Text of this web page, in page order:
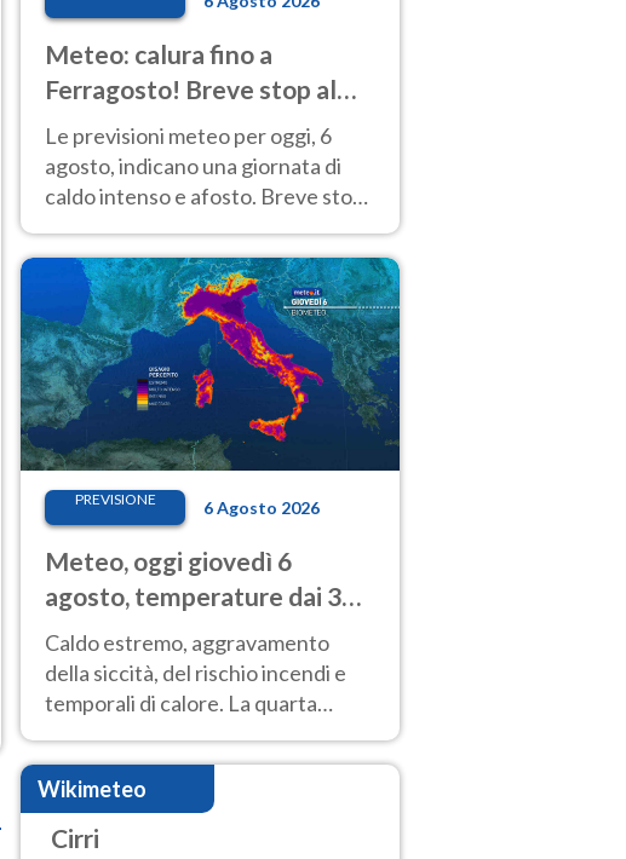
Meteo: calura fino a
Ferragosto! Breve stop al
Nord tra 7 e 9 agosto
Le previsioni meteo per oggi, 6
agosto, indicano una giornata di
caldo intenso e afosto. Breve stop
Nord.
PREVISIONE 6 Agosto 2026
Meteo, oggi giovedì 6
agosto, temperature dai 33
ai 40 gradi
Caldo estremo, aggravamento
della siccità, del rischio incendi e
temporali di calore. La quarta
tregua e durerà fino Ferragosto
Wikimeteo
Cirri